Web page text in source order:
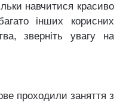
навчитися красиво
інших корисних
зверніть увагу на
проходили заняття з